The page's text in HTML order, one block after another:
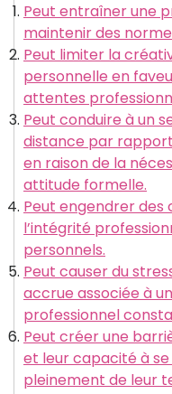
Peut entraîner une
maintenir des
Peut limiter la
personnelle en
attentes
Peut conduire à un
distance par
en raison de la
attitude formelle.
Peut engendrer
l’intégrité
personnels.
Peut causer du
accrue associée à
professionnel
Peut créer une
et leur capacité à
pleinement de leur